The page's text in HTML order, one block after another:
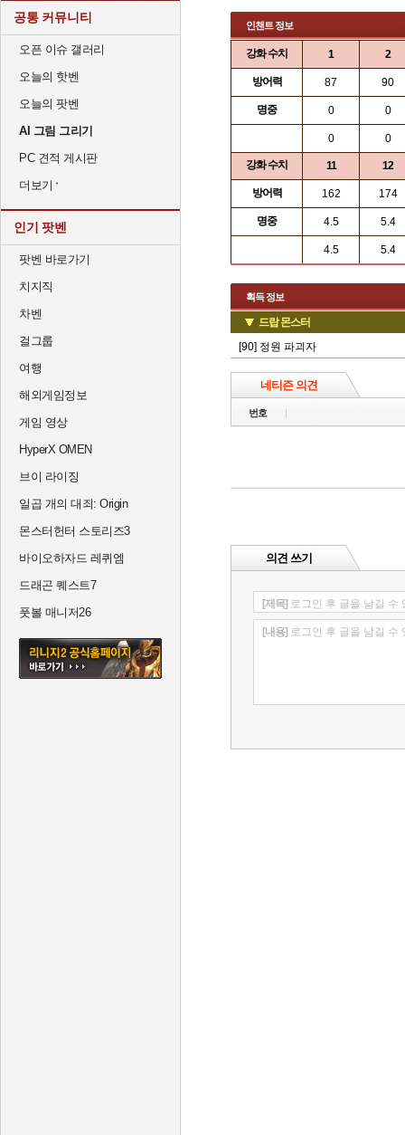
공통 커뮤니티
오픈 이슈 갤러리
오늘의 핫벤
오늘의 팟벤
AI 그림 그리기
PC 견적 게시판
더보기
인기 팟벤
팟벤 바로가기
치지직
차벤
걸그룹
여행
해외게임정보
게임 영상
HyperX OMEN
브이 라이징
일곱 개의 대죄: Origin
몬스터헌터 스토리즈3
바이오하자드 레퀴엠
드래곤 퀘스트7
풋볼 매니저26
인챈트 정보
강화 수치 1 2
방어력 87 90
명중 0 0
0 0
강화 수치 11 12
방어력 162 174
명중 4.5 5.4
4.5 5.4
획득 정보
드랍 몬스터
[90] 정원 파괴자
네티즌 의견
번호
의견 쓰기
[제목] 로그인 후 글을 남길 수
[내용] 로그인 후 글을 남길 수